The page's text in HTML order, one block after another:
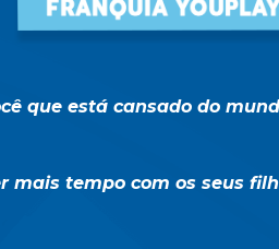
que está cansado do
mais tempo com os seus